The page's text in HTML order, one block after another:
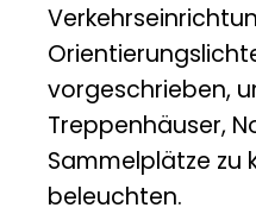
vorgeschrieben,
Treppenhäuser,
Sammelplätze zu
beleuchten.